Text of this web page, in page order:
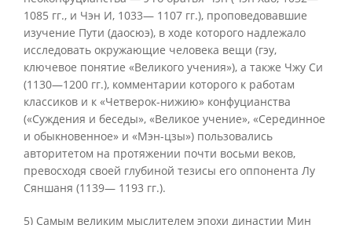
1085 гг., и Чэн И, 1033— 1107 гг.), проповедовавшие
изучение Пути (даосюэ), в ходе которого надлежало
исследовать окружающие человека вещи (гэу,
ключевое понятие «Великого учения»), а также Чжу Си
(1130—1200 гг.), комментарии которого к работам
классиков и к «Четверок-нижию» конфуцианства
(«Суждения и беседы», «Великое учение», «Серединное
и обыкновенное» и «Мэн-цзы») пользовались
авторитетом на протяжении почти восьми веков,
превосходя своей глубиной тезисы его оппонента Лу
Сяншаня (1139— 1193 гг.).
5) Самым великим мыслителем эпохи династии Мин